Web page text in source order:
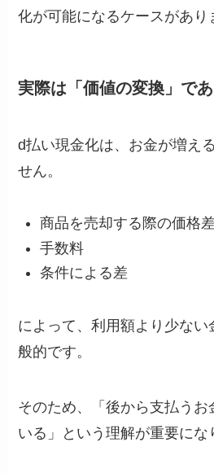
化が可能になるケースがあり
実際は「価値の変換」で
d払い現金化は、お金が増え
せん。
商品を売却する際の価格差
手数料
条件による差
によって、利用額より少ない
般的です。
そのため、「後から支払うお
いる」という理解が重要にな